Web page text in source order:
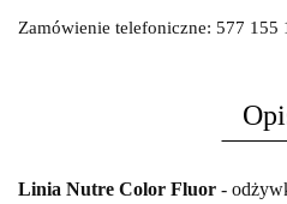
Zamówienie telefoniczne: 577 155
Linia Nutre Color Fluor - o